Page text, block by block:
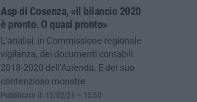
Asp di Cosenza, «il bilancio 2020
è pronto. O quasi pronto»
L’analisi, in Commissione regionale
vigilanza, dei documenti contabili
2018-2020 dell’Azienda. E del suo
contenzioso monstre
Pubblicato il: 12/02/21 – 13:50